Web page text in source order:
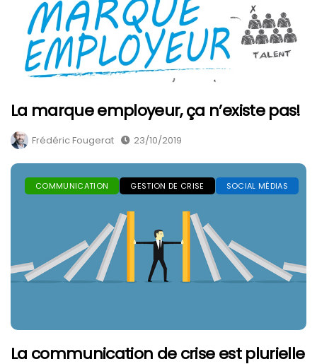
La marque employeur, ça n’existe pas!
Frédéric Fougerat 23/10/2019
COMMUNICATION GESTION DE CRISE SOCIAL MÉDIAS
La communication de crise est plurielle